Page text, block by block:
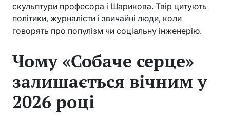
скульптури професора і Шарикова. Твір цитують
політики, журналісти і звичайні люди, коли
говорять про популізм чи соціальну інженерію.
Чому «Собаче серце»
залишається вічним у
2026 році